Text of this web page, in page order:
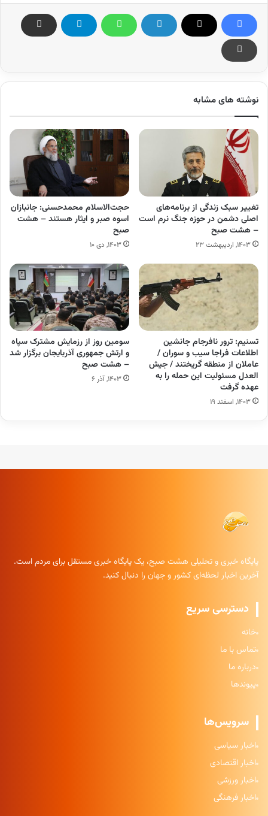
نوشته های مشابه
تغییر سبک زندگی از برنامه‌های
اصلی دشمن در حوزه جنگ نرم است
– هشت صبح
۱۴۰۳, اردیبهشت ۲۳
حجت‌الاسلام محمدحسنی: جانبازان
اسوه صبر و ایثار هستند – هشت
صبح
۱۴۰۳, دی ۱۰
تسنیم: ترور نافرجام جانشین
اطلاعات فراجا سیب و سوران /
عاملان از منطقه گریختند / جیش
العدل مسئولیت این حمله را به
عهده گرفت
۱۴۰۳, اسفند ۱۹
سومین روز از رزمایش مشترک سپاه
و ارتش جمهوری آذربایجان برگزار شد
– هشت صبح
۱۴۰۳, آذر ۶
پایگاه خبری و تحلیلی هشت صبح، یک پایگاه خبری مستقل برای مردم است.
آخرین اخبار لحظه‌ای کشور و جهان را دنبال کنید.
دسترسی سریع
خانه
تماس با ما
درباره ما
پیوندها
سرویس‌ها
اخبار سیاسی
اخبار اقتصادی
اخبار ورزشی
اخبار فرهنگی